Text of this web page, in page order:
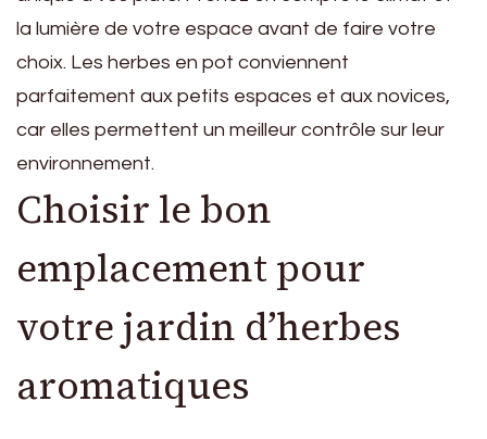
la lumière de votre espace avant de faire votre
choix. Les herbes en pot conviennent
parfaitement aux petits espaces et aux novices,
car elles permettent un meilleur contrôle sur leur
environnement.
Choisir le bon
emplacement pour
votre jardin d’herbes
aromatiques